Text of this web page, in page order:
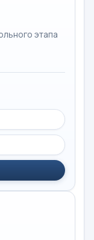
этапа